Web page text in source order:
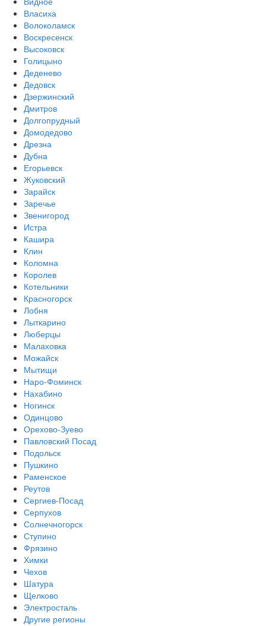
Власиха
Волоколамск
Воскресенск
Высоковск
Голицыно
Деденево
Дедовск
Дзержинский
Дмитров
Долгопрудный
Домодедово
Дрезна
Дубна
Егорьевск
Жуковский
Зарайск
Заречье
Звенигород
Истра
Кашира
Клин
Коломна
Королев
Котельники
Красногорск
Лобня
Лыткарино
Люберцы
Малаховка
Можайск
Мытищи
Наро-Фоминск
Нахабино
Ногинск
Одинцово
Орехово-Зуево
Павловский Посад
Подольск
Пушкино
Раменское
Реутов
Сергиев-Посад
Серпухов
Солнечногорск
Ступино
Фрязино
Химки
Чехов
Шатура
Щелково
Электросталь
Другие регионы